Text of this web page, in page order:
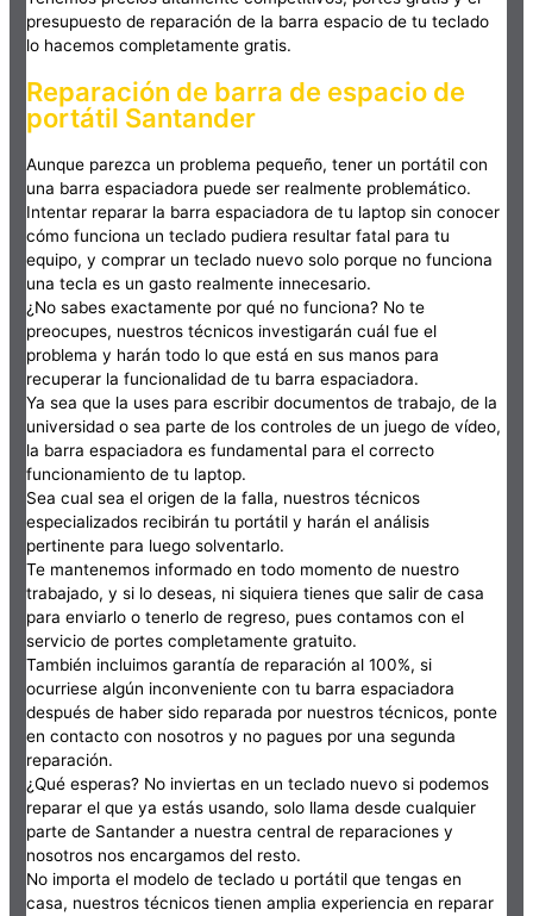
presupuesto de reparación de la barra espacio de tu teclado
lo hacemos completamente gratis.
Reparación de barra de espacio de
portátil Santander
Aunque parezca un problema pequeño, tener un portátil con
una barra espaciadora puede ser realmente problemático.
Intentar reparar la barra espaciadora de tu laptop sin conocer
cómo funciona un teclado pudiera resultar fatal para tu
equipo, y comprar un teclado nuevo solo porque no funciona
una tecla es un gasto realmente innecesario.
¿No sabes exactamente por qué no funciona? No te
preocupes, nuestros técnicos investigarán cuál fue el
problema y harán todo lo que está en sus manos para
recuperar la funcionalidad de tu barra espaciadora.
Ya sea que la uses para escribir documentos de trabajo, de la
universidad o sea parte de los controles de un juego de vídeo,
la barra espaciadora es fundamental para el correcto
funcionamiento de tu laptop.
Sea cual sea el origen de la falla, nuestros técnicos
especializados recibirán tu portátil y harán el análisis
pertinente para luego solventarlo.
Te mantenemos informado en todo momento de nuestro
trabajado, y si lo deseas, ni siquiera tienes que salir de casa
para enviarlo o tenerlo de regreso, pues contamos con el
servicio de portes completamente gratuito.
También incluimos garantía de reparación al 100%, si
ocurriese algún inconveniente con tu barra espaciadora
después de haber sido reparada por nuestros técnicos, ponte
en contacto con nosotros y no pagues por una segunda
reparación.
¿Qué esperas? No inviertas en un teclado nuevo si podemos
reparar el que ya estás usando, solo llama desde cualquier
parte de Santander a nuestra central de reparaciones y
nosotros nos encargamos del resto.
No importa el modelo de teclado u portátil que tengas en
casa, nuestros técnicos tienen amplia experiencia en reparar